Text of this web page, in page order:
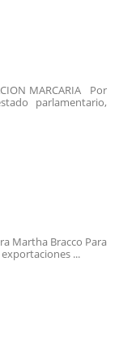
MARCARIA Por
parlamentario,
Martha Bracco Para
...